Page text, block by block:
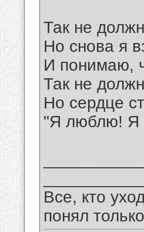
Так не
Но снова я
И понимаю,
Так не
Но сердце
"Я люблю! Я
Все, кто
понял